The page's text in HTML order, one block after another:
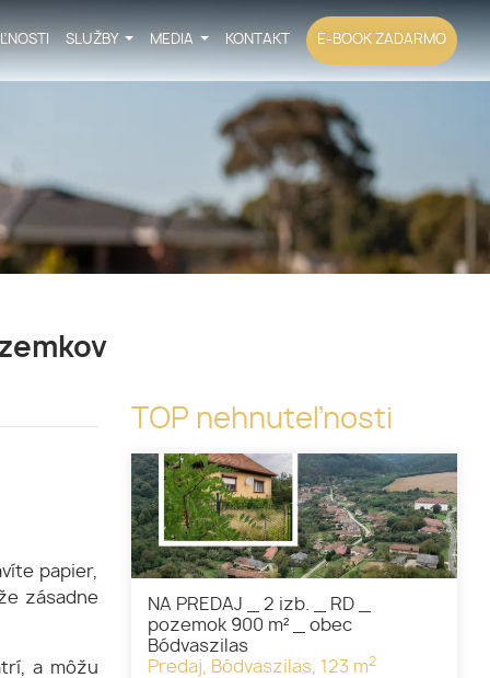
SLUŽBY MEDIA KONTAKT E-BOOK ZADARMO
papier,
zásadne
a môžu
TOP nehnuteľnosti
NA PREDAJ _ 2 izb. _ RD _
pozemok 900 m² _ obec
Bódvaszilas
Predaj, Bódvaszilas, 123 m2